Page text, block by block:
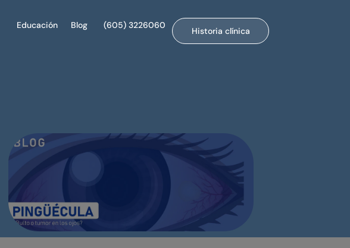
Educación Blog (605) 3226060
Historia clínica